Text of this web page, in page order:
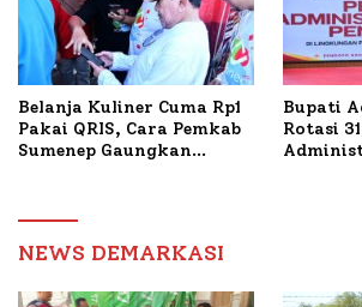
Belanja Kuliner Cuma Rp1
Pakai QRIS, Cara Pemkab
Sumenep Gaungkan
Bupati
Rotasi
NEWS DEMARKASI